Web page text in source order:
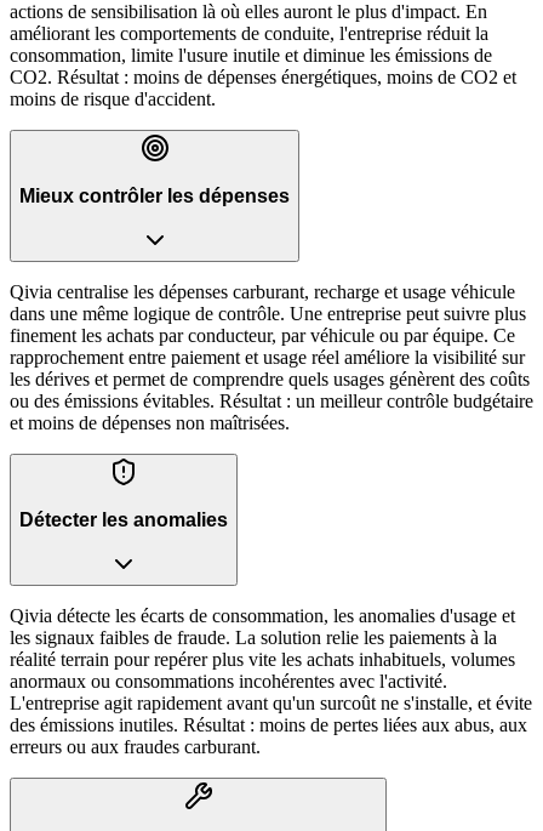
actions de sensibilisation là où elles auront le plus d'impact. En
améliorant les comportements de conduite, l'entreprise réduit la
consommation, limite l'usure inutile et diminue les émissions de
CO2. Résultat : moins de dépenses énergétiques, moins de CO2 et
moins de risque d'accident.
Mieux contrôler les dépenses
Qivia centralise les dépenses carburant, recharge et usage véhicule
dans une même logique de contrôle. Une entreprise peut suivre plus
finement les achats par conducteur, par véhicule ou par équipe. Ce
rapprochement entre paiement et usage réel améliore la visibilité sur
les dérives et permet de comprendre quels usages génèrent des coûts
ou des émissions évitables. Résultat : un meilleur contrôle budgétaire
et moins de dépenses non maîtrisées.
Détecter les anomalies
Qivia détecte les écarts de consommation, les anomalies d'usage et
les signaux faibles de fraude. La solution relie les paiements à la
réalité terrain pour repérer plus vite les achats inhabituels, volumes
anormaux ou consommations incohérentes avec l'activité.
L'entreprise agit rapidement avant qu'un surcoût ne s'installe, et évite
des émissions inutiles. Résultat : moins de pertes liées aux abus, aux
erreurs ou aux fraudes carburant.